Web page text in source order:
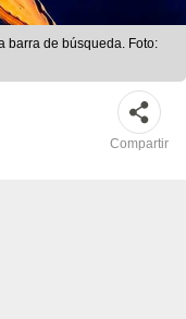
barra de búsqueda. Foto:
Compartir